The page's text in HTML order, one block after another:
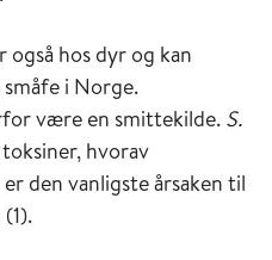
hos dyr og kan
i Norge.
være en smittekilde. S.
hvorav
den vanligste årsaken til